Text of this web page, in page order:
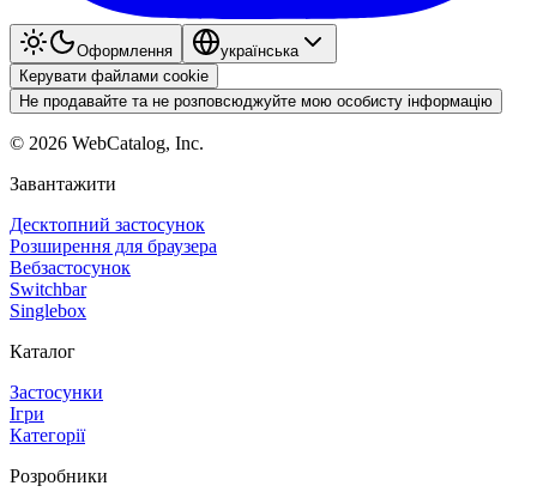
Оформлення
українська
Керувати файлами cookie
Не продавайте та не розповсюджуйте мою особисту інформацію
© 2026 WebCatalog, Inc.
Завантажити
Десктопний застосунок
Розширення для браузера
Вебзастосунок
Switchbar
Singlebox
Каталог
Застосунки
Ігри
Категорії
Розробники